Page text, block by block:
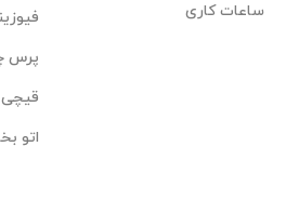
ساعات کاری
پرس
قیچی
اتو